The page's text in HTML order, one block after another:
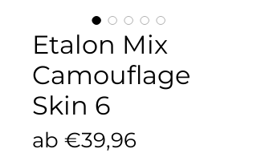
Etalon Mix
Camouflage
Skin 6
ab €39,96